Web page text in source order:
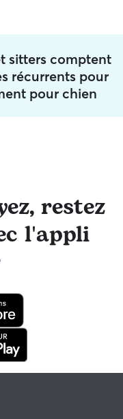
sitters comptent
récurrents pour
pour chien
restez
l'appli